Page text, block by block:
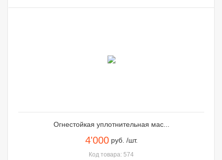
Огнестойкая уплотнительная мас...
4'000 руб. /шт.
Код товара: 574